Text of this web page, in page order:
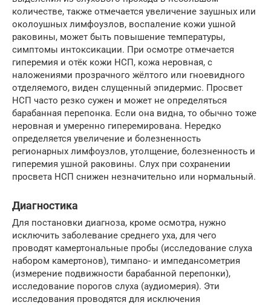
количестве, также отмечается увеличение заушных или
околоушных лимфоузлов, воспаление кожи ушной
раковины, может быть повышение температуры,
симптомы интоксикации. При осмотре отмечается
гиперемия и отёк кожи НСП, кожа неровная, с
наложениями прозрачного жёлтого или гноевидного
отделяемого, виден слущенный эпидермис. Просвет
НСП часто резко сужен и может не определяться
барабанная перепонка. Если она видна, то обычно тоже
неровная и умеренно гиперемирована. Нередко
определяется увеличение и болезненность
регионарных лимфоузлов, утолщение, болезненность и
гиперемия ушной раковины. Слух при сохранении
просвета НСП снижен незначительно или нормальный.
Диагностика
Для постановки диагноза, кроме осмотра, нужно
исключить заболевание среднего уха, для чего
проводят камертональные пробы (исследование слуха
набором камертонов), тимпано- и импедансометрия
(измерение подвижности барабанной перепонки),
исследование порогов слуха (аудиомерия). Эти
исследования проводятся для исключения